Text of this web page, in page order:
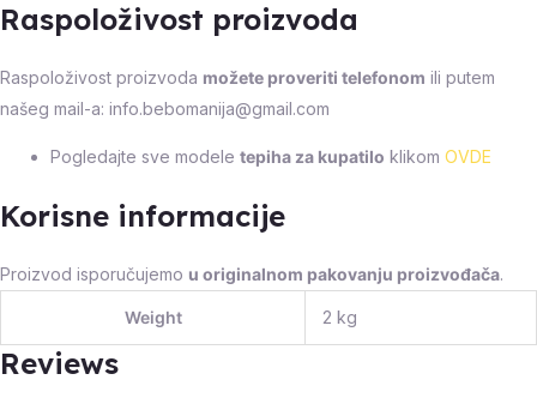
Raspoloživost proizvoda
Raspoloživost proizvoda možete proveriti telefonom ili putem
našeg mail-a: info.bebomanija@gmail.com
Pogledajte sve modele tepiha za kupatilo klikom OVDE
Korisne informacije
Proizvod isporučujemo u originalnom pakovanju proizvođača.
Weight 2 kg
Reviews